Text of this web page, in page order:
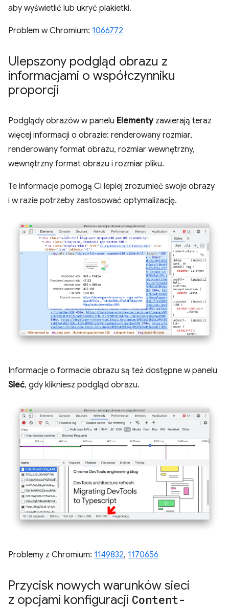
aby wyświetlić lub ukryć plakietki.
Problem w Chromium: 1066772
Ulepszony podgląd obrazu z
informacjami o współczynniku
proporcji
Podglądy obrazów w panelu Elementyzawierają teraz
więcej informacji o obrazie: renderowany rozmiar,
renderowany format obrazu, rozmiar wewnętrzny,
wewnętrzny format obrazu i rozmiar pliku.
Te informacje pomogą Ci lepiej zrozumieć swoje obrazy
i w razie potrzeby zastosować optymalizację.
Informacje o formacie obrazu są też dostępne w panelu
Sieć, gdy klikniesz podgląd obrazu.
Problemy z Chromium: 1149832, 1170656
Przycisk nowych warunków sieci
z opcjami konfiguracji Content-